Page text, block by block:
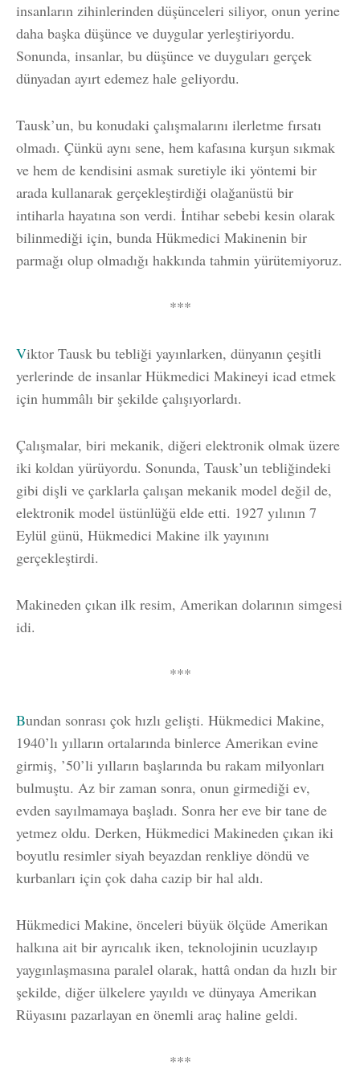
insanların zihinlerinden düşünceleri siliyor, onun yerine
daha başka düşünce ve duygular yerleştiriyordu.
Sonunda, insanlar, bu düşünce ve duyguları gerçek
dünyadan ayırt edemez hale geliyordu.
Tausk’un, bu konudaki çalışmalarını ilerletme fırsatı
olmadı. Çünkü aynı sene, hem kafasına kurşun sıkmak
ve hem de kendisini asmak suretiyle iki yöntemi bir
arada kullanarak gerçekleştirdiği olağanüstü bir
intiharla hayatına son verdi. İntihar sebebi kesin olarak
bilinmediği için, bunda Hükmedici Makinenin bir
parmağı olup olmadığı hakkında tahmin yürütemiyoruz.
***
Viktor Tausk bu tebliği yayınlarken, dünyanın çeşitli
yerlerinde de insanlar Hükmedici Makineyi icad etmek
için hummâlı bir şekilde çalışıyorlardı.
Çalışmalar, biri mekanik, diğeri elektronik olmak üzere
iki koldan yürüyordu. Sonunda, Tausk’un tebliğindeki
gibi dişli ve çarklarla çalışan mekanik model değil de,
elektronik model üstünlüğü elde etti. 1927 yılının 7
Eylül günü, Hükmedici Makine ilk yayınını
gerçekleştirdi.
Makineden çıkan ilk resim, Amerikan dolarının simgesi
idi.
***
Bundan sonrası çok hızlı gelişti. Hükmedici Makine,
1940’lı yılların ortalarında binlerce Amerikan evine
girmiş, ’50’li yılların başlarında bu rakam milyonları
bulmuştu. Az bir zaman sonra, onun girmediği ev,
evden sayılmamaya başladı. Sonra her eve bir tane de
yetmez oldu. Derken, Hükmedici Makineden çıkan iki
boyutlu resimler siyah beyazdan renkliye döndü ve
kurbanları için çok daha cazip bir hal aldı.
Hükmedici Makine, önceleri büyük ölçüde Amerikan
halkına ait bir ayrıcalık iken, teknolojinin ucuzlayıp
yaygınlaşmasına paralel olarak, hattâ ondan da hızlı bir
şekilde, diğer ülkelere yayıldı ve dünyaya Amerikan
Rüyasını pazarlayan en önemli araç haline geldi.
***